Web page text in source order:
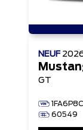
NEUF
GT
60549